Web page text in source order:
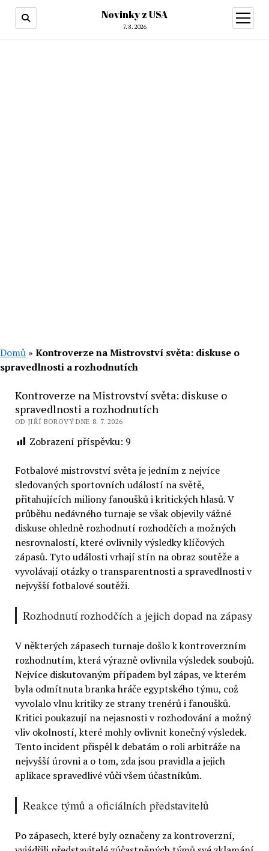
Novinky z USA
7. 8. 2026
otevřít
menu
Domů » Kontroverze na Mistrovství světa: diskuse o
spravedlnosti a rozhodnutích
Kontroverze na Mistrovství světa: diskuse o
spravedlnosti a rozhodnutích
OD JIŘÍ BOROVÝ DNE 8. 7. 2026
Zobrazení příspěvku: 9
Fotbalové mistrovství světa je jedním z nejvíce
sledovaných sportovních událostí na světě,
přitahujících miliony fanoušků i kritických hlasů. V
průběhu nedávného turnaje se však objevily vážné
diskuse ohledně rozhodnutí rozhodčích a možných
nesrovnalostí, které ovlivnily výsledky klíčových
zápasů. Tyto události vrhají stín na obraz soutěže a
vyvolávají otázky o transparentnosti a spravedlnosti v
nejvyšší fotbalové soutěži.
Rozhodnutí rozhodčích a jejich dopad na zápasy
V některých zápasech turnaje došlo k kontroverzním
rozhodnutím, která výrazně ovlivnila výsledek soubojů.
Nejvíce diskutovaným případem byl zápas, ve kterém
byla odmítnuta branka hráče egyptského týmu, což
vyvolalo vlnu kritiky ze strany trenérů i fanoušků.
Kritici poukazují na nejasnosti v rozhodování a možný
vliv okolností, které mohly ovlivnit konečný výsledek.
Tento incident přispěl k debatám o roli arbitráže na
nejvyšší úrovni a o tom, zda jsou pravidla a jejich
aplikace spravedlivé vůči všem účastníkům.
Reakce týmů a oficiálních představitelů
Po zápasech, které byly označeny za kontroverzní,